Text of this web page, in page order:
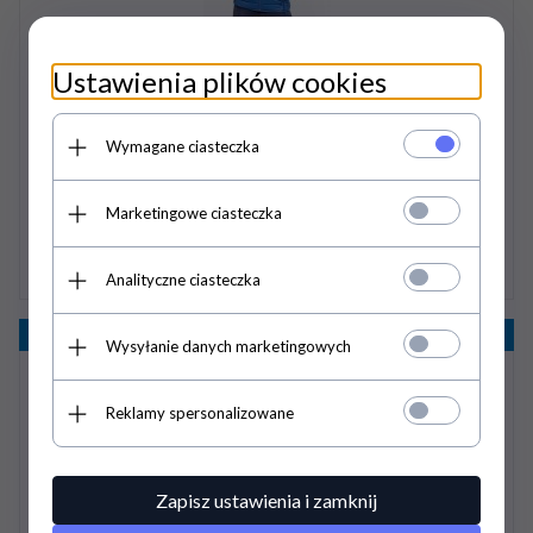
Kurtka CARA ESKADRON Equestrian Fanatics - cobaltblue
459,00 PLN
Wyprzedaż
Ustawienia plików cookies
Wymagane ciasteczka
Marketingowe ciasteczka
Analityczne ciasteczka
Wysyłanie danych marketingowych
Reklamy spersonalizowane
Zapisz ustawienia i zamknij